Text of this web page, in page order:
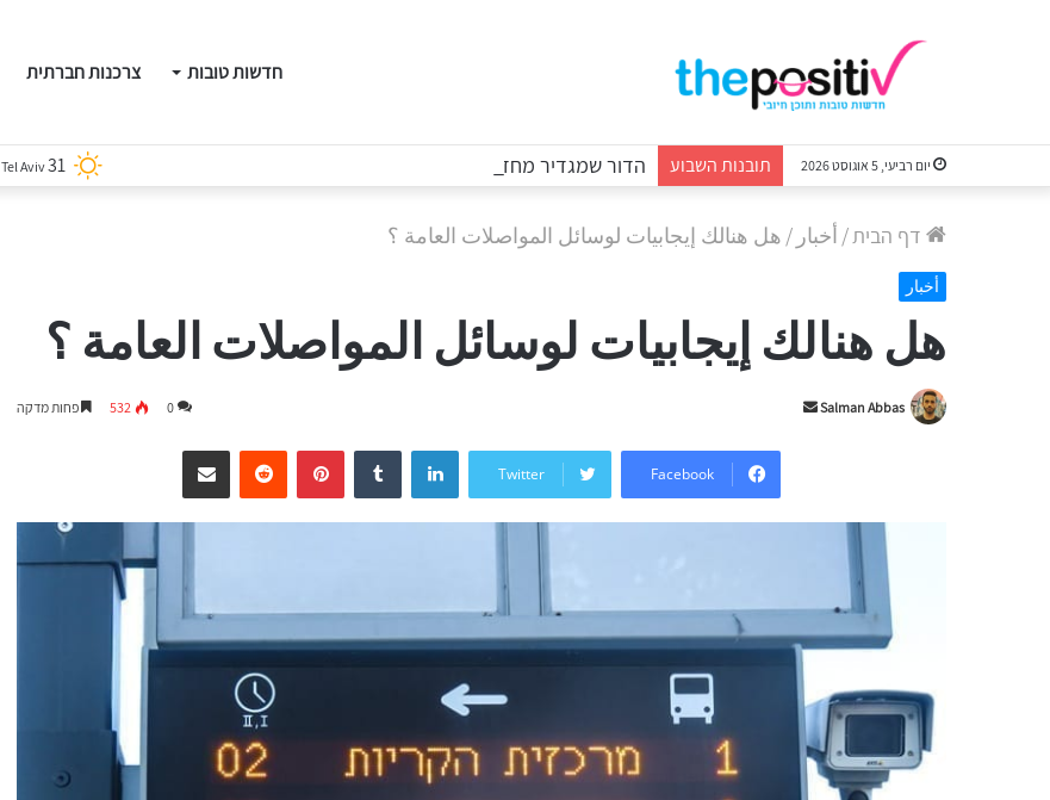
חדשות טובות צרכנות חברתית
יום רביעי, 5 אוגוסט 2026 תובנות השבוע הדור שמגדיר מחדש מה זו קריירה מצליחה Tel Aviv31
דף הבית/ أخبار / هل هنالك إيجابيات لوسائل المواصلات العامة ؟
أخبار
هل هنالك إيجابيات لوسائل المواصلات العامة ؟
Salman Abbas
Send
0
532 פחות מדקה
Facebook
Twitter
LinkedIn
Tumblr
Pinterest
Redditשיתוף דרך המייל